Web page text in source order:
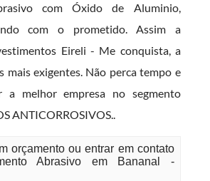
com Óxido de Aluminio,
com o prometido. Assim a
Eireli - Me conquista, a
mais exigentes. Não perca tempo e
a melhor empresa no segmento
ANTICORROSIVOS..
orçamento ou entrar em contato
Abrasivo em Bananal -